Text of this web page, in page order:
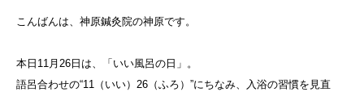
こんばんは、神原鍼灸院の神原です。
本日11月26日は、「いい風呂の日」。
語呂合わせの“11（いい）26（ふろ）”にちなみ、入浴の習慣を見直